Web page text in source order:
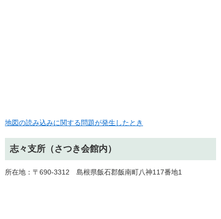
地図の読み込みに関する問題が発生したとき
志々支所（さつき会館内）
所在地：〒690-3312 島根県飯石郡飯南町八神117番地1